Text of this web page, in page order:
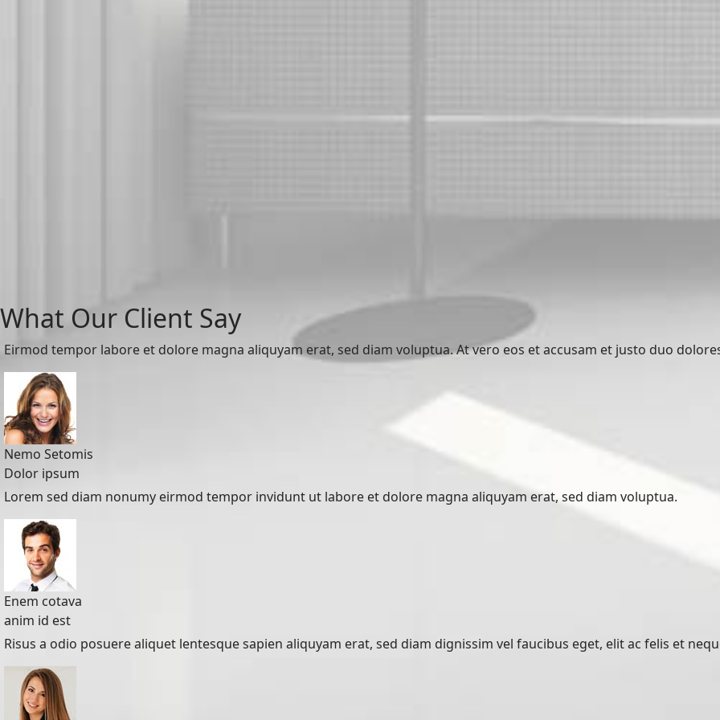
What Our Client Say
Eirmod tempor labore et dolore magna aliquyam erat, sed diam voluptua. At vero eos et accusam et justo duo
Nemo Setomis
Dolor ipsum
Lorem sed diam nonumy eirmod tempor invidunt ut labore et dolore magna aliquyam erat, sed diam voluptua.
Enem cotava
anim id est
Risus a odio posuere aliquet lentesque sapien aliquyam erat, sed diam dignissim vel faucibus eget, elit ac felis et